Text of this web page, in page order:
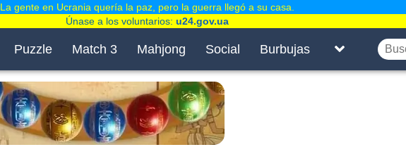
Puzzle Match 3 Mahjong Social Burbujas
La gente en Ucrania quería la paz, pero la guerra llegó a su casa.
Únase a los voluntarios: u24.gov.ua